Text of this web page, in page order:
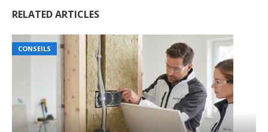
RELATED ARTICLES
CONSEILS